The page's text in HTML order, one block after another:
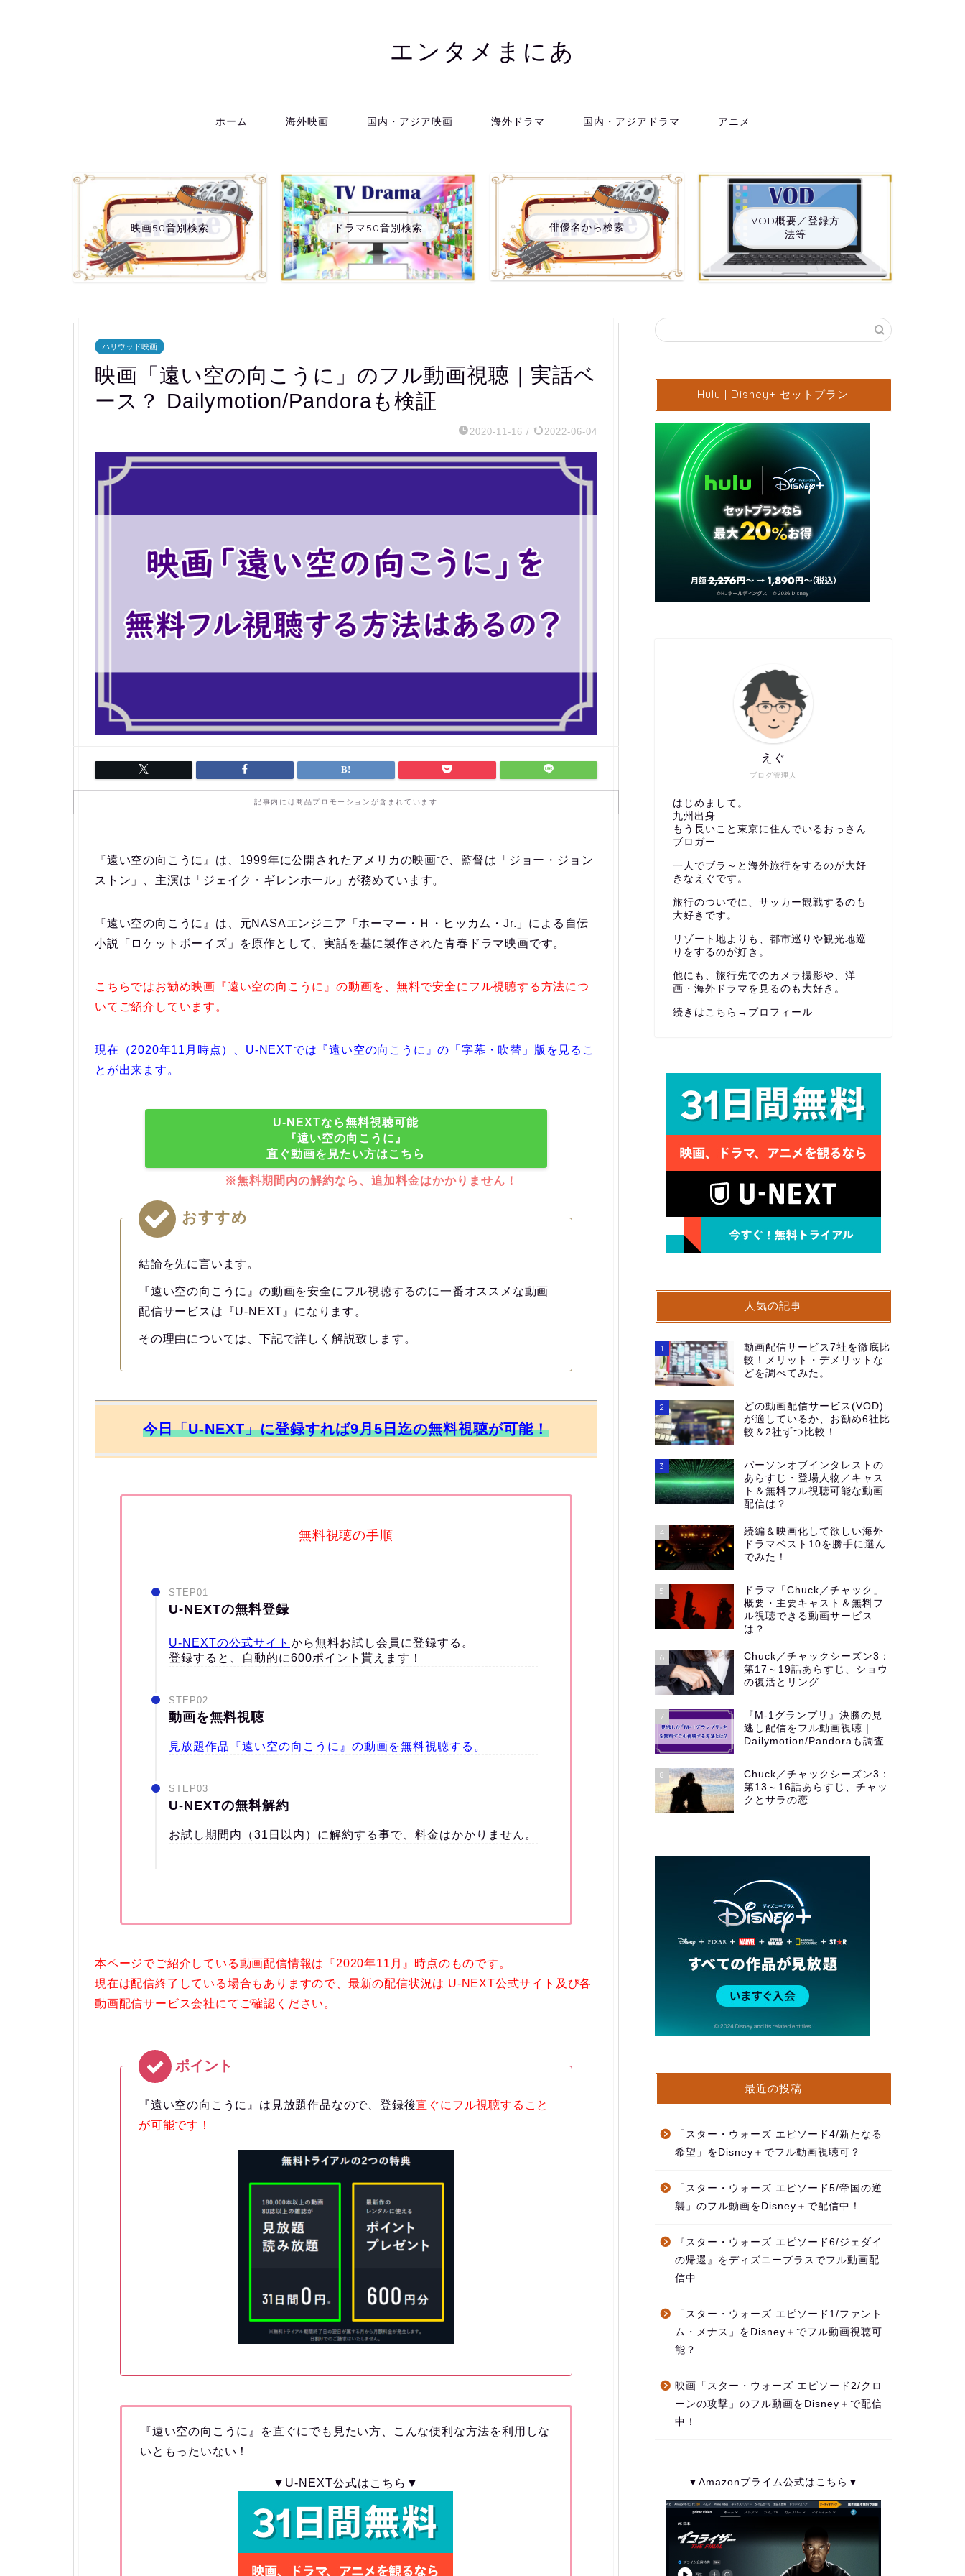
エンタメまにあ
ホーム 海外映画 国内・アジア映画 海外ドラマ 国内・アジアドラマ アニメ
映画50音別検索 ドラマ50音別検索 俳優名から検索
VOD概要／登録方
法等
ハリウッド映画
映画「遠い空の向こうに」のフル動画視聴｜実話ベ
ース？ Dailymotion/Pandoraも検証
2020-11-16 / 2022-06-04
記事内には商品プロモーションが含まれています
『遠い空の向こうに』は、1999年に公開されたアメリカの映画で、監督は「ジョー・ジョン
ストン」、主演は「ジェイク・ギレンホール」が務めています。
『遠い空の向こうに』は、元NASAエンジニア「ホーマー・Ｈ・ヒッカム・Jr.」による自伝
小説「ロケットボーイズ」を原作として、実話を基に製作された青春ドラマ映画です。
こちらではお勧め映画『遠い空の向こうに』の動画を、無料で安全にフル視聴する方法につ
いてご紹介しています。
現在（2020年11月時点）、U-NEXTでは『遠い空の向こうに』の「字幕・吹替」版を見るこ
とが出来ます。
U-NEXTなら無料視聴可能
『遠い空の向こうに』
直ぐ動画を見たい方はこちら
※無料期間内の解約なら、追加料金はかかりません！
おすすめ
結論を先に言います。
『遠い空の向こうに』の動画を安全にフル視聴するのに一番オススメな動画
配信サービスは『U-NEXT』になります。
その理由については、下記で詳しく解説致します。
今日「U-NEXT」に登録すれば9月5日迄の無料視聴が可能！
無料視聴の手順
STEP01
U-NEXTの無料登録
U-NEXTの公式サイト から無料お試し会員に登録する。
登録すると、自動的に600ポイント貰えます！
STEP02
動画を無料視聴
見放題作品『遠い空の向こうに』の動画を無料視聴する。
STEP03
U-NEXTの無料解約
お試し期間内（31日以内）に解約する事で、料金はかかりません。
本ページでご紹介している動画配信情報は『2020年11月』時点のものです。
現在は配信終了している場合もありますので、最新の配信状況は U-NEXT公式サイト及び各
動画配信サービス会社にてご確認ください。
『遠い空の向こうに』は見放題作品なので、登録後直ぐにフル視聴すること
が可能です！
『遠い空の向こうに』を直ぐにでも見たい方、こんな便利な方法を利用しな
いともったいない！
▼U-NEXT公式はこちら▼
Hulu | Disney+ セットプラン
ブログ管理人
えぐ
はじめまして。
九州出身
もう長いこと東京に住んでいるおっさん
ブロガー
一人でブラ～と海外旅行をするのが大好
きなえぐです。
旅行のついでに、サッカー観戦するのも
大好きです。
リゾート地よりも、都市巡りや観光地巡
りをするのが好き。
他にも、旅行先でのカメラ撮影や、洋
画・海外ドラマを見るのも大好き。
続きはこちら→ プロフィール
人気の記事
1
動画配信サービス7社を徹底比
較！メリット・デメリットな
どを調べてみた。
2
どの動画配信サービス(VOD)
が適しているか、お勧め6社比
較＆2社ずつ比較！
3
パーソンオブインタレストの
あらすじ・登場人物／キャス
ト＆無料フル視聴可能な動画
配信は？
4
続編＆映画化して欲しい海外
ドラマベスト10を勝手に選ん
でみた！
5
ドラマ「Chuck／チャック」
概要・主要キャスト＆無料フ
ル視聴できる動画サービス
は？
6
Chuck／チャックシーズン3：
第17～19話あらすじ、ショウ
の復活とリング
7
『M-1グランプリ』決勝の見
逃し配信をフル動画視聴｜
Dailymotion/Pandoraも調査
8
Chuck／チャックシーズン3：
第13～16話あらすじ、チャッ
クとサラの恋
最近の投稿
「スター・ウォーズ エピソード4/新たなる
希望」をDisney＋でフル動画視聴可？
「スター・ウォーズ エピソード5/帝国の逆
襲」のフル動画をDisney＋で配信中！
『スター・ウォーズ エピソード6/ジェダイ
の帰還』をディズニープラスでフル動画配
信中
「スター・ウォーズ エピソード1/ファント
ム・メナス」をDisney＋でフル動画視聴可
能？
映画「スター・ウォーズ エピソード2/クロ
ーンの攻撃」のフル動画をDisney＋で配信
中！
▼Amazonプライム公式はこちら▼